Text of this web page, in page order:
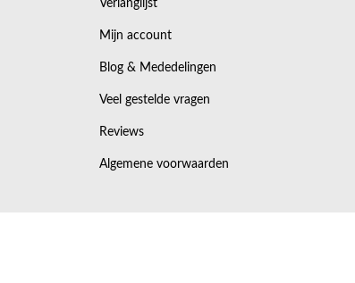
Verlanglijst
Mijn account
Blog & Mededelingen
Veel gestelde vragen
Reviews
Algemene voorwaarden